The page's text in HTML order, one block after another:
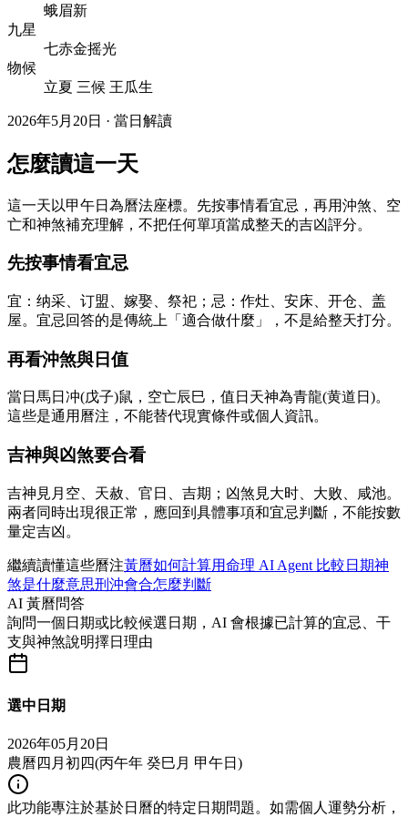
蛾眉新
九星
七赤金摇光
物候
立夏 三候 王瓜生
2026年5月20日 · 當日解讀
怎麼讀這一天
這一天以甲午日為曆法座標。先按事情看宜忌，再用沖煞、空
亡和神煞補充理解，不把任何單項當成整天的吉凶評分。
先按事情看宜忌
宜：纳采、订盟、嫁娶、祭祀；忌：作灶、安床、开仓、盖
屋。宜忌回答的是傳統上「適合做什麼」，不是給整天打分。
再看沖煞與日值
當日馬日冲(戊子)鼠，空亡辰巳，值日天神為青龍(黄道日)。
這些是通用曆注，不能替代現實條件或個人資訊。
吉神與凶煞要合看
吉神見月空、天赦、官日、吉期；凶煞見大时、大败、咸池。
兩者同時出現很正常，應回到具體事項和宜忌判斷，不能按數
量定吉凶。
繼續讀懂這些曆注黃曆如何計算用命理 AI Agent 比較日期神
煞是什麼意思刑沖會合怎麼判斷
AI 黃曆問答
詢問一個日期或比較候選日期，AI 會根據已計算的宜忌、干
支與神煞說明擇日理由
選中日期
2026年05月20日
農曆四月初四(丙午年 癸巳月 甲午日 )
此功能專注於基於日曆的特定日期問題。如需個人運勢分析，